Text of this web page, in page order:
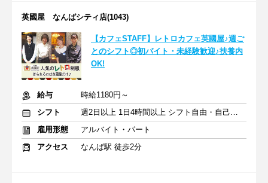
英國屋 なんばシティ店(1043)
【カフェSTAFF】レトロカフェ英國屋♪週ご
とのシフト◎初バイト・未経験歓迎♪扶養内
OK!
給与
時給1180円～
シフト
週2日以上 1日4時間以上 シフト自由・自己申告
雇用形態
アルバイト・パート
アクセス
なんば駅 徒歩2分